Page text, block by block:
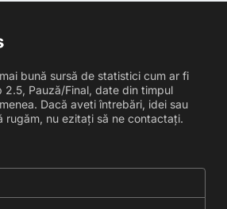
bună sursă de statistici cum ar fi
2.5, Pauză/Final, date din timpul
Dacă aveti întrebări, idei sau
rugăm, nu ezitați să ne contactați.